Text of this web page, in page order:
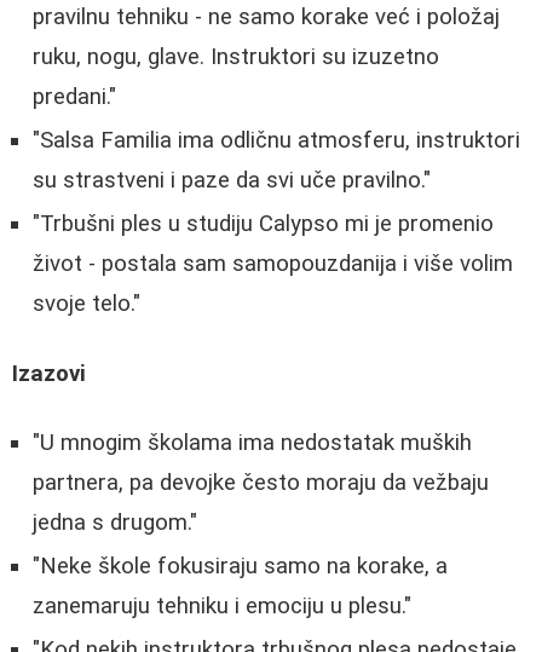
pravilnu tehniku - ne samo korake već i položaj
ruku, nogu, glave. Instruktori su izuzetno
predani."
"Salsa Familia ima odličnu atmosferu, instruktori
su strastveni i paze da svi uče pravilno."
"Trbušni ples u studiju Calypso mi je promenio
život - postala sam samopouzdanija i više volim
svoje telo."
Izazovi
"U mnogim školama ima nedostatak muških
partnera, pa devojke često moraju da vežbaju
jedna s drugom."
"Neke škole fokusiraju samo na korake, a
zanemaruju tehniku i emociju u plesu."